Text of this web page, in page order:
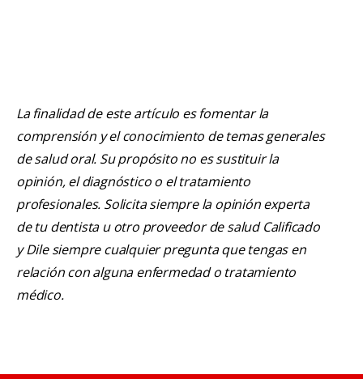
La finalidad de este artículo es fomentar la
comprensión y el conocimiento de temas generales
de salud oral. Su propósito no es sustituir la
opinión, el diagnóstico o el tratamiento
profesionales. Solicita siempre la opinión experta
de tu dentista u otro proveedor de salud Calificado
y Dile siempre cualquier pregunta que tengas en
relación con alguna enfermedad o tratamiento
médico.